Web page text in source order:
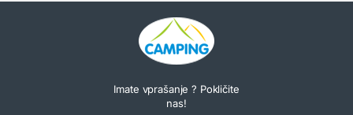
Imate vprašanje ? Pokličite
nas!